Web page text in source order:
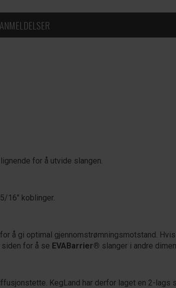
for å utvide slangen.
16" koblinger.
å gi optimal gjennomstrømningsmotstand.
siden for å se EVABarrier® slanger i andre
KegLand har derfor laget en 2-lags